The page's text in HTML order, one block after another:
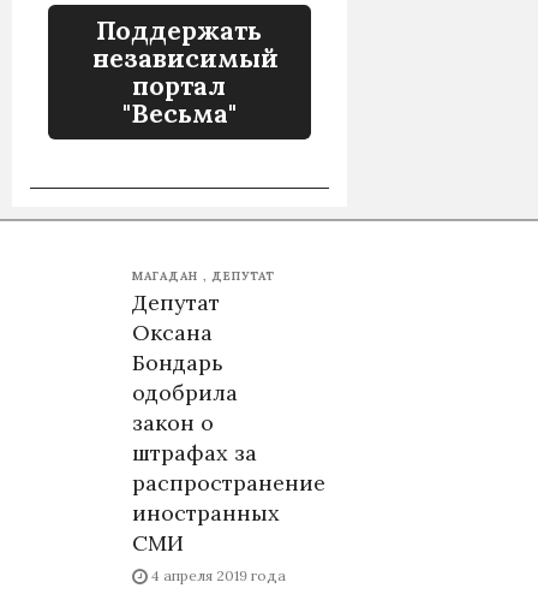
Поддержать
независимый
портал
"Весьма"
МАГАДАН ДЕПУТАТ
Депутат
Оксана
Бондарь
одобрила
закон о
штрафах за
распространение
иностранных
СМИ
4 апреля 2019 года